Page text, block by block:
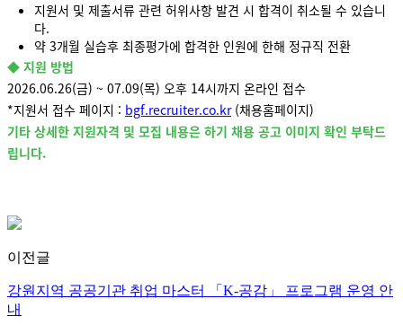
지원서 및 제출서류 관련 허위사항 발견 시 합격이 취소될 수 있습니
다.
약 3개월 실습후 최종평가에 합격한 인원에 한해 정규직 전환
◆ 지원 방법
2026.06.26(금) ~ 07.09(목) 오후 14시까지 온라인 접수
*지원서 접수 페이지 : bgf.recruiter.co.kr (채용홈페이지)
기타 상세한 지원자격 및 모집 내용은 하기 채용 공고 이미지 확인 부탁드
립니다.
이전글
강원지역 공공기관 취업 마스터 「K-공감」 프로그램 운영 안
내